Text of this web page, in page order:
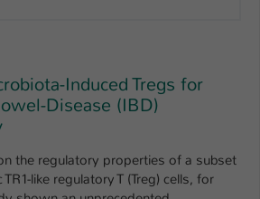
Induced Tregs for
Disease (IBD)
the regulatory properties of a subset
like regulatory T (Treg) cells, for
dies eingestellt hat.